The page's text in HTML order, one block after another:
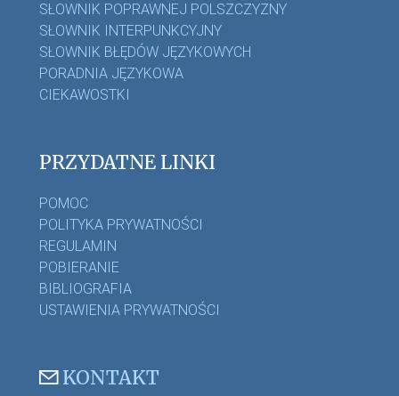
SŁOWNIK POPRAWNEJ POLSZCZYZNY
SŁOWNIK INTERPUNKCYJNY
SŁOWNIK BŁĘDÓW JĘZYKOWYCH
PORADNIA JĘZYKOWA
CIEKAWOSTKI
PRZYDATNE LINKI
POMOC
POLITYKA PRYWATNOŚCI
REGULAMIN
POBIERANIE
BIBLIOGRAFIA
USTAWIENIA PRYWATNOŚCI
KONTAKT